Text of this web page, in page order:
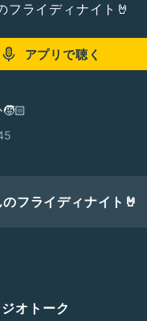
フライディナイト🤘
アプリで聴く
フライディナイト🤘
オトーク